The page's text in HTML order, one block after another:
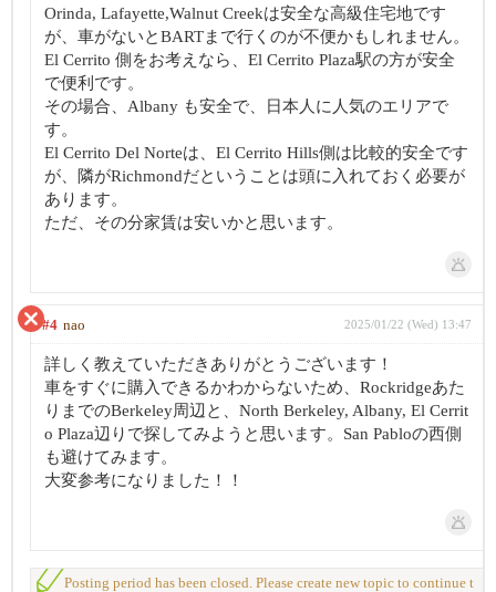
Orinda, Lafayette,Walnut Creekは安全な高級住宅地です
が、車がないとBARTまで行くのが不便かもしれません。
El Cerrito 側をお考えなら、El Cerrito Plaza駅の方が安全
で便利です。
その場合、Albany も安全で、日本人に人気のエリアで
す。
El Cerrito Del Norteは、El Cerrito Hills側は比較的安全です
が、隣がRichmondだということは頭に入れておく必要が
あります。
ただ、その分家賃は安いかと思います。
#4 nao 2025/01/22 (Wed) 13:47
詳しく教えていただきありがとうございます！
車をすぐに購入できるかわからないため、Rockridgeあた
りまでのBerkeley周辺と、North Berkeley, Albany, El Cerrit
o Plaza辺りで探してみようと思います。San Pabloの西側
も避けてみます。
大変参考になりました！！
Posting period has been closed. Please create new topic to continue t